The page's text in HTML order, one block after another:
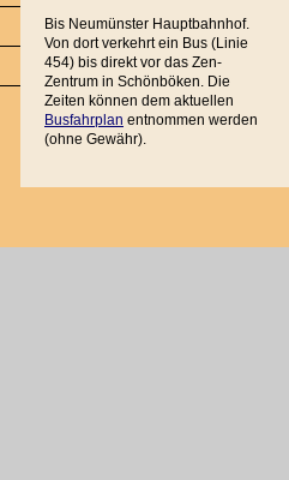
Bis Neumünster Hauptbahnhof.
Von dort verkehrt ein Bus (Linie
454) bis direkt vor das Zen-
Zentrum in Schönböken. Die
Zeiten können dem aktuellen
Busfahrplan entnommen werden
(ohne Gewähr).